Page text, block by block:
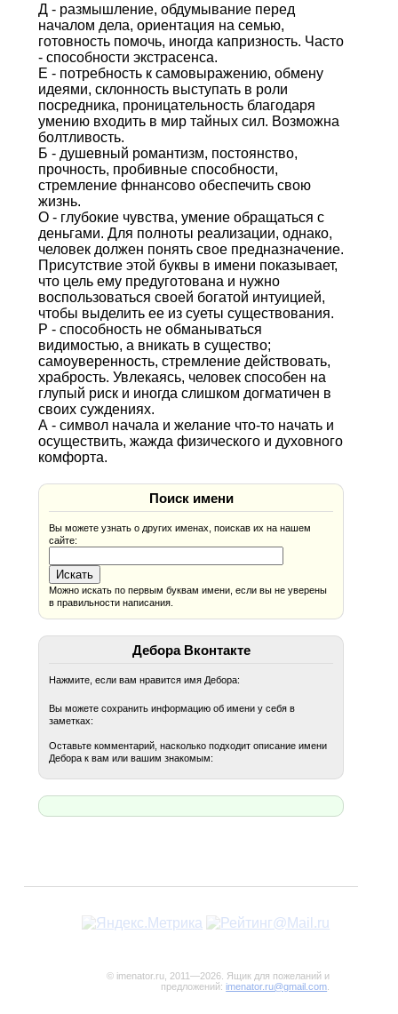
Д - размышление, обдумывание перед
началом дела, ориентация на семью,
готовность помочь, иногда капризность. Часто
- способности экстрасенса.
Е - потребность к самовыражению, обмену
идеями, склонность выступать в роли
посредника, проницательность благодаря
умению входить в мир тайных сил. Возможна
болтливость.
Б - душевный романтизм, постоянство,
прочность, пробивные способности,
стремление фннансово обеспечить свою
жизнь.
О - глубокие чувства, умение обращаться с
деньгами. Для полноты реализации, однако,
человек должен понять свое предназначение.
Присутствие этой буквы в имени показывает,
что цель ему предуготована и нужно
воспользоваться своей богатой интуицией,
чтобы выделить ее из суеты существования.
Р - способность не обманываться
видимостью, а вникать в существо;
самоуверенность, стремление действовать,
храбрость. Увлекаясь, человек способен на
глупый риск и иногда слишком догматичен в
своих суждениях.
А - символ начала и желание что-то начать и
осуществить, жажда физического и духовного
комфорта.
Поиск имени
Вы можете узнать о других именах, поискав их на нашем
сайте:
Можно искать по первым буквам имени, если вы не уверены
в правильности написания.
Дебора Вконтакте
Нажмите, если вам нравится имя Дебора:
Вы можете сохранить информацию об имени у себя в
заметках:
Оставьте комментарий, насколько подходит описание имени
Дебора к вам или вашим знакомым:
© imenator.ru, 2011—2026. Ящик для пожеланий и
предложений:imenator.ru@gmail.com